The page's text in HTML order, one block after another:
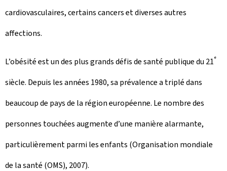
cardiovasculaires, certains cancers et diverses autres
affections.
L’obésité est un des plus grands défis de santé publique du 21e
siècle. Depuis les années 1980, sa prévalence a triplé dans
beaucoup de pays de la région européenne. Le nombre des
personnes touchées augmente d’une manière alarmante,
particulièrement parmi les enfants (Organisation mondiale
de la santé (OMS), 2007).